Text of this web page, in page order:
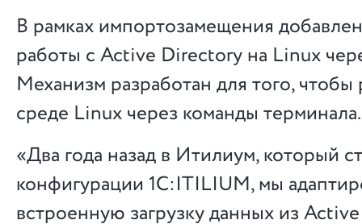
В рамках импортозамещения
работы с Active Directory на Linux
Механизм разработан для того, чтобы
среде Linux через команды терминала.
«Два года назад в Итилиум, который
конфигурации 1С:ITILIUM, мы
встроенную загрузку данных из